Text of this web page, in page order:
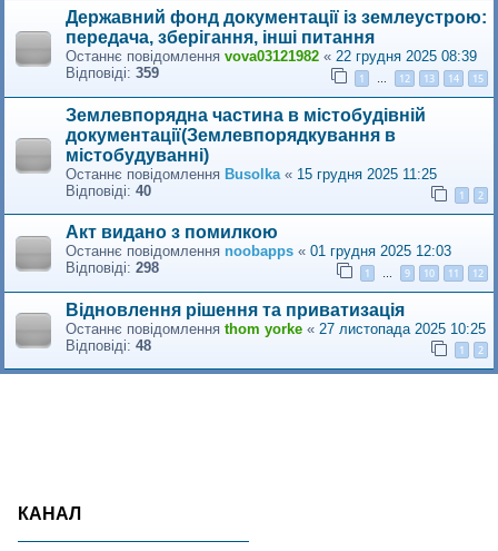
Державний фонд документації із землеустрою:
передача, зберігання, інші питання
Останнє повідомлення vova03121982 « 22 грудня 2025 08:39
Відповіді: 359 1 … 12 13 14 15
Землевпорядна частина в містобудівній
документації(Землевпорядкування в
містобудуванні)
Останнє повідомлення Busolka « 15 грудня 2025 11:25
Відповіді: 40 1 2
Акт видано з помилкою
Останнє повідомлення noobapps « 01 грудня 2025 12:03
Відповіді: 298 1 … 9 10 11 12
Відновлення рішення та приватизація
Останнє повідомлення thom yorke « 27 листопада 2025 10:25
Відповіді: 48 1 2
КАНАЛ